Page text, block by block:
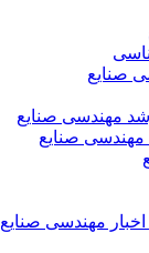
صنایع
مهندسی صنایع
مهندسی صنایع
مهندسی صنایع